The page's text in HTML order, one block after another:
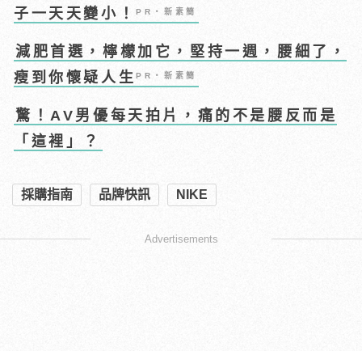
子一天天變小！PR・新素簡
減肥首選，檸檬加它，堅持一週，腰細了，
瘦到你懷疑人生PR・新素簡
驚！AV男優每天拍片，痛的不是腰反而是
「這裡」？
採購指南 品牌快訊 NIKE
Advertisements